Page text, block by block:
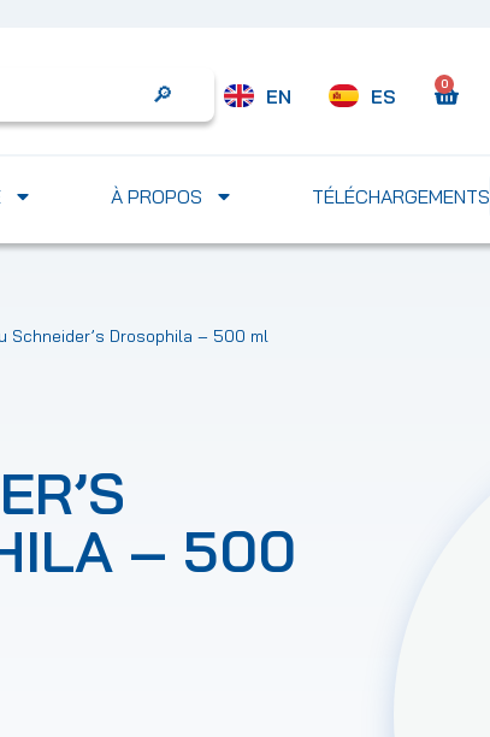
Search EN ES
0
À PROPOS TÉLÉCHARGEMENTS
Schneider’s Drosophila – 500 ml
– 500